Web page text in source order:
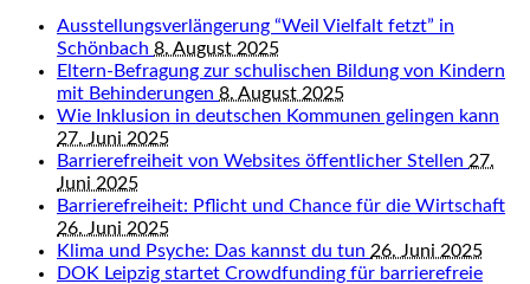
Ausstellungsverlängerung “Weil Vielfalt fetzt” in
Schönbach 8. August 2025
Eltern-Befragung zur schulischen Bildung von Kindern
mit Behinderungen 8. August 2025
Wie Inklusion in deutschen Kommunen gelingen kann
27. Juni 2025
Barrierefreiheit von Websites öffentlicher Stellen 27.
Juni 2025
Barrierefreiheit: Pflicht und Chance für die Wirtschaft
26. Juni 2025
Klima und Psyche: Das kannst du tun 26. Juni 2025
DOK Leipzig startet Crowdfunding für barrierefreie